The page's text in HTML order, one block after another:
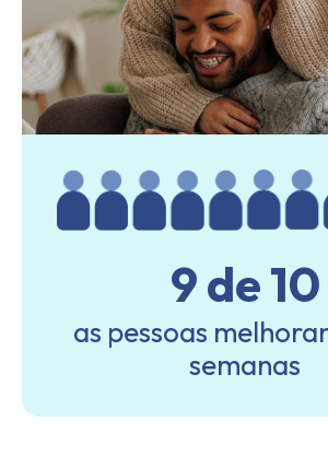
9 de 10
as pessoas
semanas